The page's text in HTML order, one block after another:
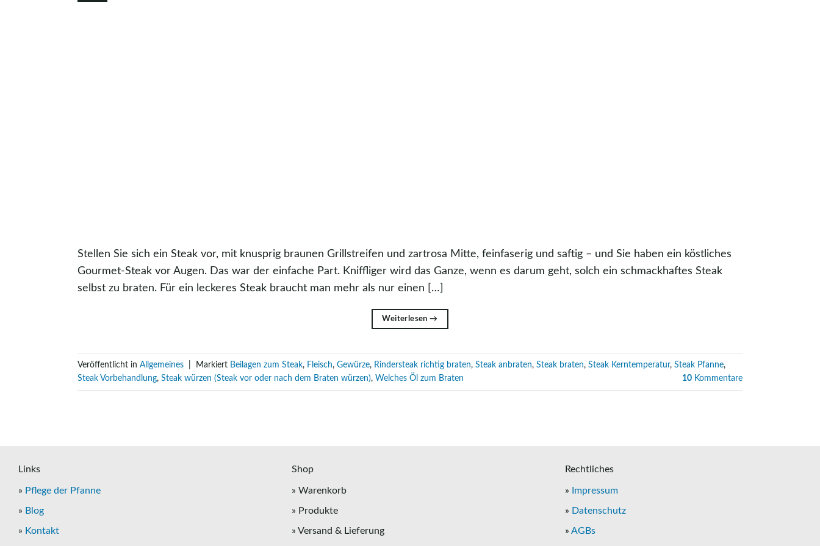
Stellen Sie sich ein Steak vor, mit knusprig braunen Grillstreifen und zartrosa Mitte, feinfaserig und saftig – und Sie haben ein köstliches
Gourmet-Steak vor Augen. Das war der einfache Part. Kniffliger wird das Ganze, wenn es darum geht, solch ein schmackhaftes Steak
selbst zu braten. Für ein leckeres Steak braucht man mehr als nur einen […]
Weiterlesen→
Veröffentlicht in Allgemeines Markiert Beilagen zum Steak, Fleisch, Gewürze, Rindersteak richtig braten, Steak anbraten, Steak braten, Steak Kerntemperatur, Steak Pfanne,
Steak Vorbehandlung, Steak würzen (Steak vor oder nach dem Braten würzen), Welches Öl zum Braten 10Kommentare
Links
» Pflege der Pfanne
» Blog
» Kontakt
Shop
» Warenkorb
» Produkte
» Versand & Lieferung
Rechtliches
» Impressum
» Datenschutz
» AGBs